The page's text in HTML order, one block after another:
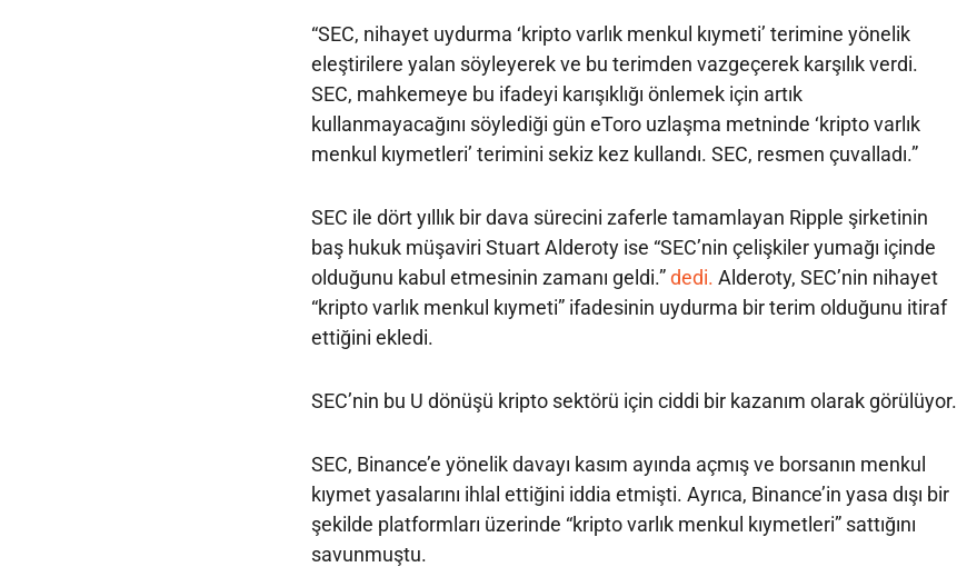
“SEC, nihayet uydurma ‘kripto varlık menkul kıymeti’ terimine yönelik
eleştirilere yalan söyleyerek ve bu terimden vazgeçerek karşılık verdi.
SEC, mahkemeye bu ifadeyi karışıklığı önlemek için artık
kullanmayacağını söylediği gün eToro uzlaşma metninde ‘kripto varlık
menkul kıymetleri’ terimini sekiz kez kullandı. SEC, resmen çuvalladı.”
SEC ile dört yıllık bir dava sürecini zaferle tamamlayan Ripple şirketinin
baş hukuk müşaviri Stuart Alderoty ise “SEC’nin çelişkiler yumağı içinde
olduğunu kabul etmesinin zamanı geldi.”dedi. Alderoty, SEC’nin nihayet
“kripto varlık menkul kıymeti” ifadesinin uydurma bir terim olduğunu itiraf
ettiğini ekledi.
SEC’nin bu U dönüşü kripto sektörü için ciddi bir kazanım olarak görülüyor.
SEC, Binance’e yönelik davayı kasım ayında açmış ve borsanın menkul
kıymet yasalarını ihlal ettiğini iddia etmişti. Ayrıca, Binance’in yasa dışı bir
şekilde platformları üzerinde “kripto varlık menkul kıymetleri” sattığını
savunmuştu.